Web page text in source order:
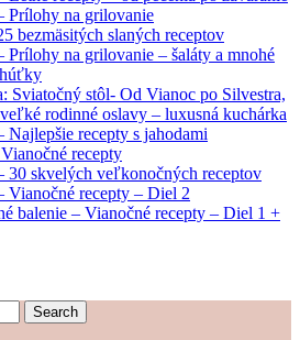
Prílohy na grilovanie
bezmäsitých slaných receptov
Prílohy na grilovanie – šaláty a mnohé
Sviatočný stôl- Od Vianoc po Silvestra,
rodinné oslavy – luxusná kuchárka
Najlepšie recepty s jahodami
recepty
30 skvelých veľkonočných receptov
Vianočné recepty – Diel 2
balenie – Vianočné recepty – Diel 1 +